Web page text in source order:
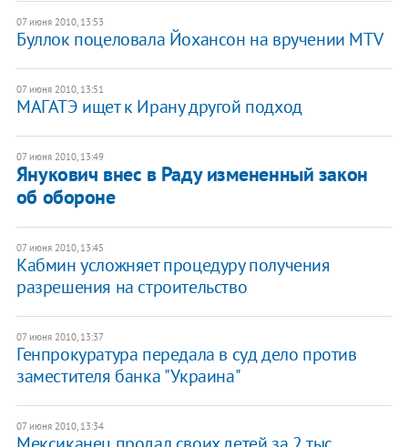
07 июня 2010, 13:53
Буллок поцеловала Йохансон на вручении MTV
07 июня 2010, 13:51
МАГАТЭ ищет к Ирану другой подход
07 июня 2010, 13:49
Янукович внес в Раду измененный закон
об обороне
07 июня 2010, 13:45
Кабмин усложняет процедуру получения
разрешения на строительство
07 июня 2010, 13:37
Генпрокуратура передала в суд дело против
заместителя банка "Украина"
07 июня 2010, 13:34